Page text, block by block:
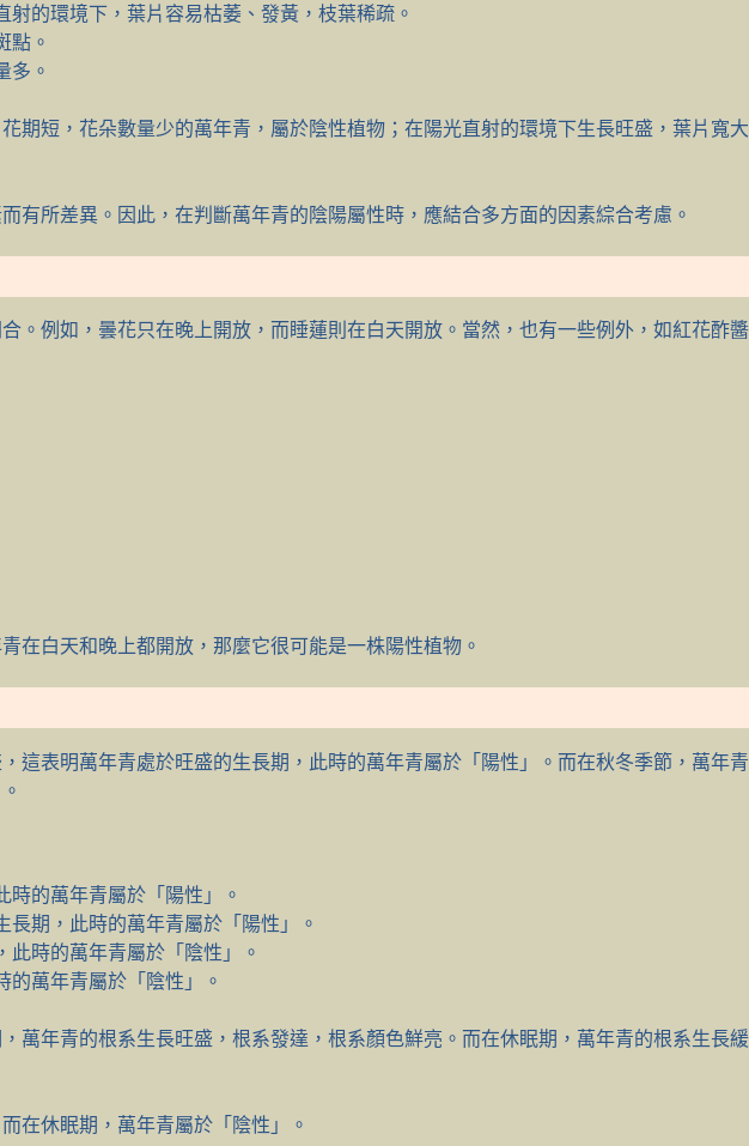
的環境下，葉片容易枯萎、發黃，枝葉稀疏。
點。
多。
短，花朵數量少的萬年青，屬於陰性植物；在陽光直射的環境下生長旺盛，葉片寬大
所差異。因此，在判斷萬年青的陰陽屬性時，應結合多方面的因素綜合考慮。
。例如，曇花只在晚上開放，而睡蓮則在白天開放。當然，也有一些例外，如紅花酢醬
在白天和晚上都開放，那麼它很可能是一株陽性植物。
這表明萬年青處於旺盛的生長期，此時的萬年青屬於「陽性」。而在秋冬季節，萬年青
的萬年青屬於「陽性」。
期，此時的萬年青屬於「陽性」。
時的萬年青屬於「陰性」。
萬年青屬於「陰性」。
萬年青的根系生長旺盛，根系發達，根系顏色鮮亮。而在休眠期，萬年青的根系生長緩
在休眠期，萬年青屬於「陰性」。